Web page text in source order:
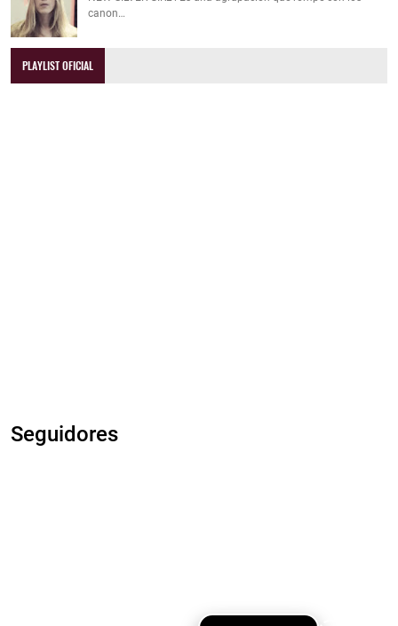
canon…
PLAYLIST OFICIAL
Seguidores